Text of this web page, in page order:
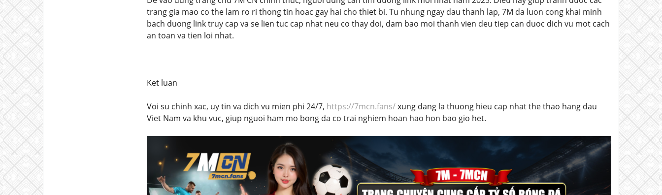
trang gia mao co the lam ro ri thong tin hoac gay hai cho thiet bi. Tu nhung ngay dau thanh lap, 7M da luon cong khai minh
bach duong link truy cap va se lien tuc cap nhat neu co thay doi, dam bao moi thanh vien deu tiep can duoc dich vu mot cach
an toan va tien loi nhat.
Ket luan
Voi su chinh xac, uy tin va dich vu mien phi 24/7, https://7mcn.fans/xung dang la thuong hieu cap nhat the thao hang dau
Viet Nam va khu vuc, giup nguoi ham mo bong da co trai nghiem hoan hao hon bao gio het.